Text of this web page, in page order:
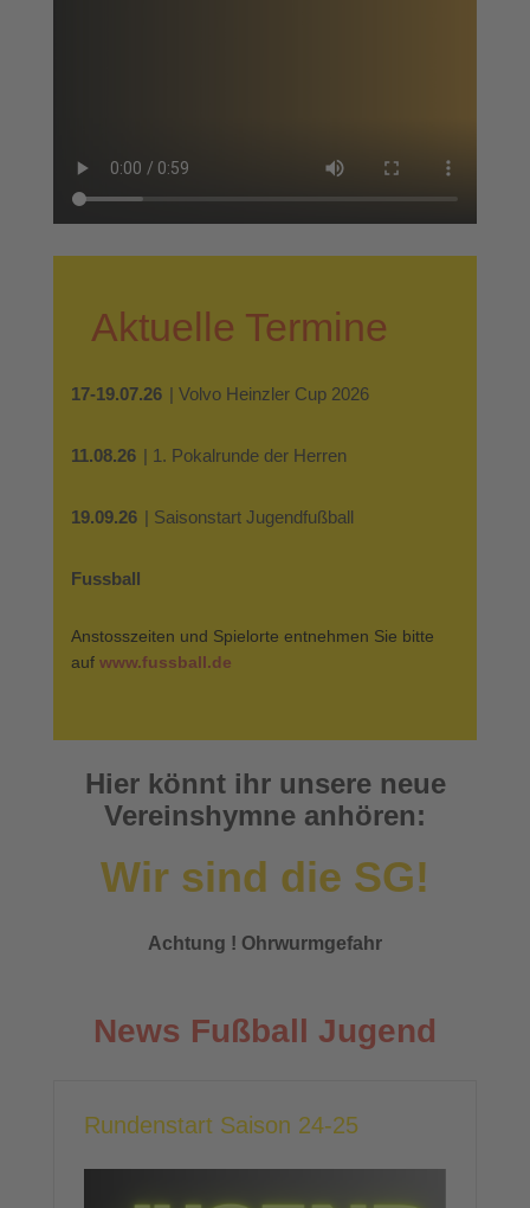
Aktuelle Termine
17-19.07.26 | Volvo Heinzler Cup 2026
11.08.26 | 1. Pokalrunde der Herren
19.09.26 | Saisonstart Jugendfußball
Fussball
Anstosszeiten und Spielorte entnehmen Sie bitte
auf www.fussball.de
Hier könnt ihr unsere neue
Vereinshymne anhören:
Wir sind die SG!
Achtung ! Ohrwurmgefahr
News Fußball Jugend
Rundenstart Saison 24-25